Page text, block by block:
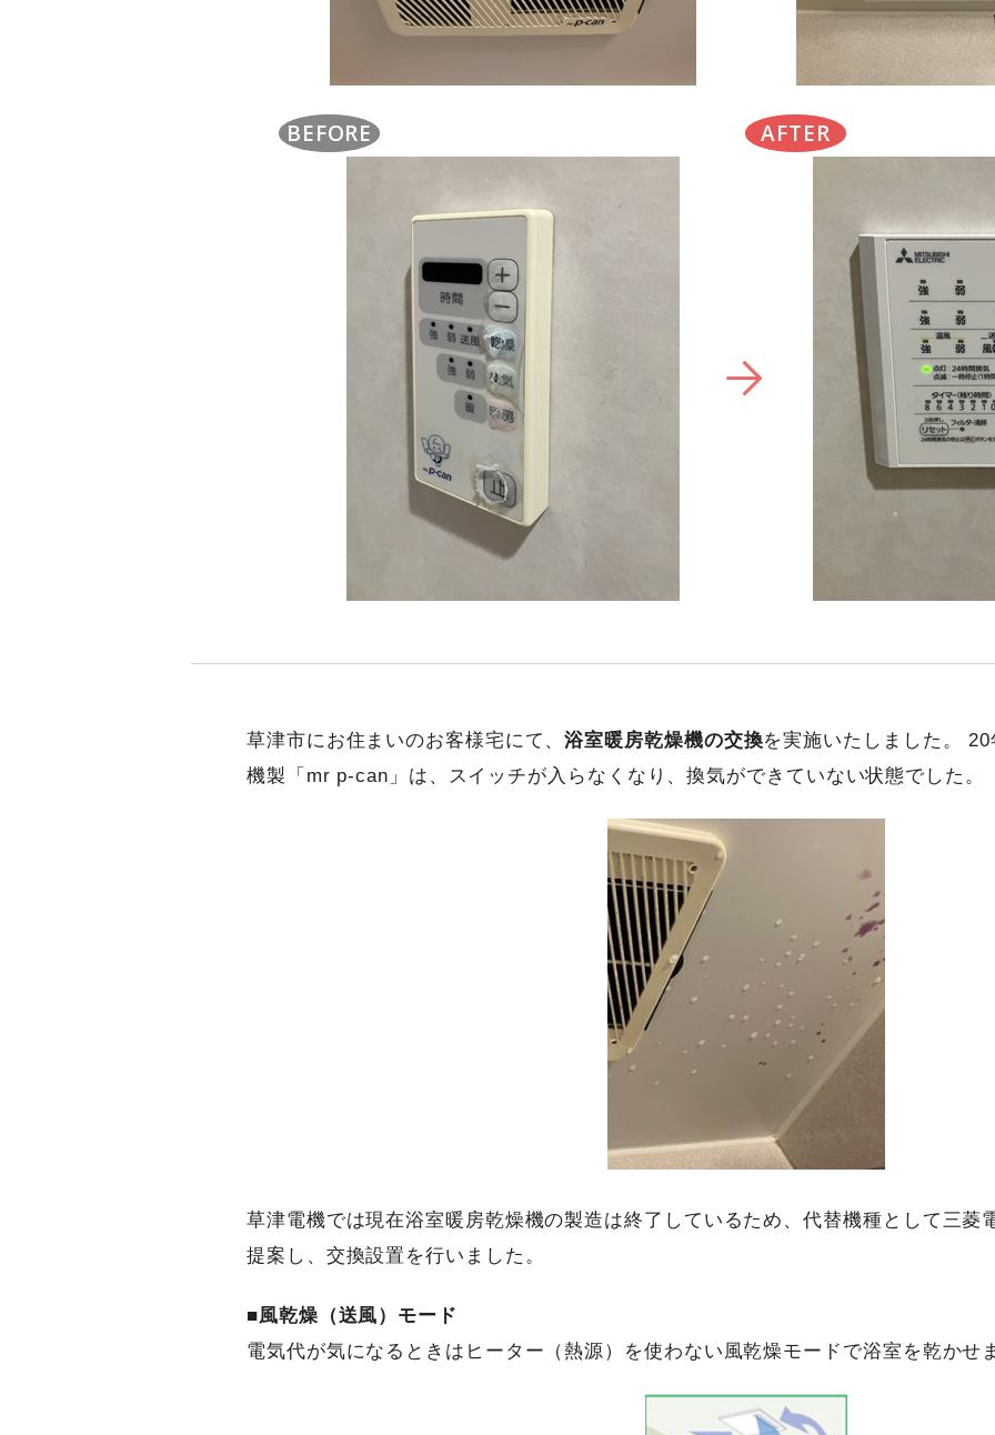
BEFORE AFTER
草津市にお住まいのお客様宅にて、浴室暖房乾燥機の交換を実施いたしました。
機製「mr p-can」は、スイッチが入らなくなり、換気ができていない状態でした。
草津電機では現在浴室暖房乾燥機の製造は終了しているため、代替機種として三菱
提案し、交換設置を行いました。
■風乾燥（送風）モード
電気代が気になるときはヒーター（熱源）を使わない風乾燥モードで浴室を乾かせ